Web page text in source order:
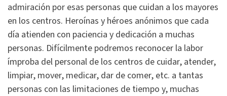
admiración por esas personas que cuidan a los mayores
en los centros. Heroínas y héroes anónimos que cada
día atienden con paciencia y dedicación a muchas
personas. Difícilmente podremos reconocer la labor
ímproba del personal de los centros de cuidar, atender,
limpiar, mover, medicar, dar de comer, etc. a tantas
personas con las limitaciones de tiempo y, muchas